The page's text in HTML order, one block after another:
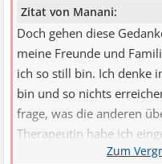
Zitat von Manani:
Doch gehen diese
meine Freunde und
ich so still bin. Ich denke
bin und so nichts
frage, was die anderen
Therapeutin habe ich
unlogisch sind, jedoch